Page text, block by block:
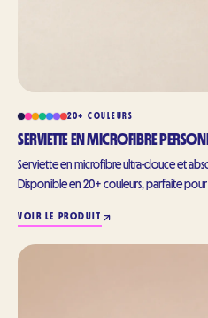
20+ COULEURS
SERVIETTE EN MICROFIBRE
Serviette en microfibre ultra-douce et
Disponible en 20+ couleurs, parfaite pour
VOIR LE PRODUIT